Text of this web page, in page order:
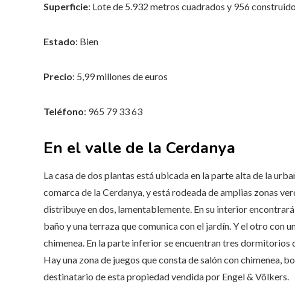
Superficie: Lote de 5.932 metros cuadrados y 956
Estado: Bien
Precio: 5,99 millones de euros
Teléfono: 965 79 33 63
En el valle de la Cerdanya
La casa de dos plantas está ubicada en la parte alta de la
comarca de la Cerdanya, y está rodeada de amplias zonas
distribuye en dos, lamentablemente. En su interior
baño y una terraza que comunica con el jardín. Y el otro con
chimenea. En la parte inferior se encuentran tres
Hay una zona de juegos que consta de salón con chimenea,
destinatario de esta propiedad vendida por Engel & Völkers.